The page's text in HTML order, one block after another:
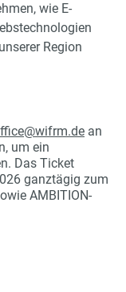
wie E-
Region
an
um ein
Das Ticket
ganztägig zum
AMBITION-